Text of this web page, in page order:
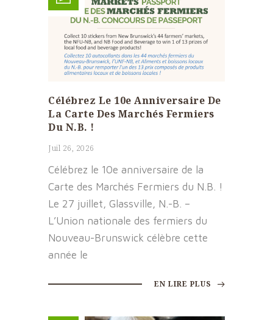
Célébrez Le 10e Anniversaire De
La Carte Des Marchés Fermiers
Du N.B. !
Juil 26, 2026
Célébrez le 10e anniversaire de la
Carte des Marchés Fermiers du N.B. !
Le 27 juillet, Glassville, N.-B. –
L’Union nationale des fermiers du
Nouveau-Brunswick célèbre cette
année le
EN LIRE PLUS